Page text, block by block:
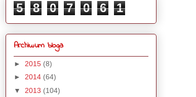
5 8 0 7 0 6 1
Archiwum bloga
► 2015 (8)
► 2014 (64)
▼ 2013 (104)